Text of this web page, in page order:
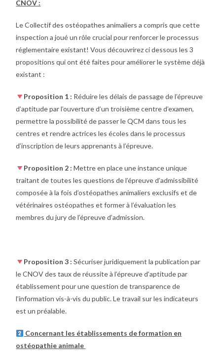
CNOV :
Le Collectif des ostéopathes animaliers a compris que cette
inspection a joué un rôle crucial pour renforcer le processus
réglementaire existant! Vous découvrirez ci dessous les 3
propositions qui ont été faites pour améliorer le système déjà
existant :
Proposition 1 : Réduire les délais de passage de l’épreuve
d’aptitude par l’ouverture d’un troisième centre d’examen,
permettre la possibilité de passer le QCM dans tous les
centres et rendre actrices les écoles dans le processus
d’inscription de leurs apprenants à l’épreuve.
Proposition 2 :Mettre en place une instance unique
traitant de toutes les questions de l’épreuve d’admissibilité
composée à la fois d’ostéopathes animaliers exclusifs et de
vétérinaires ostéopathes et former à l’évaluation les
membres du jury de l’épreuve d’admission.
Proposition 3 :Sécuriser juridiquement la publication par
le CNOV des taux de réussite à l’épreuve d’aptitude par
établissement pour une question de transparence de
l’information vis-à-vis du public. Le travail sur les indicateurs
est un préalable.
Concernant les établissements de formation en
ostéopathie animale